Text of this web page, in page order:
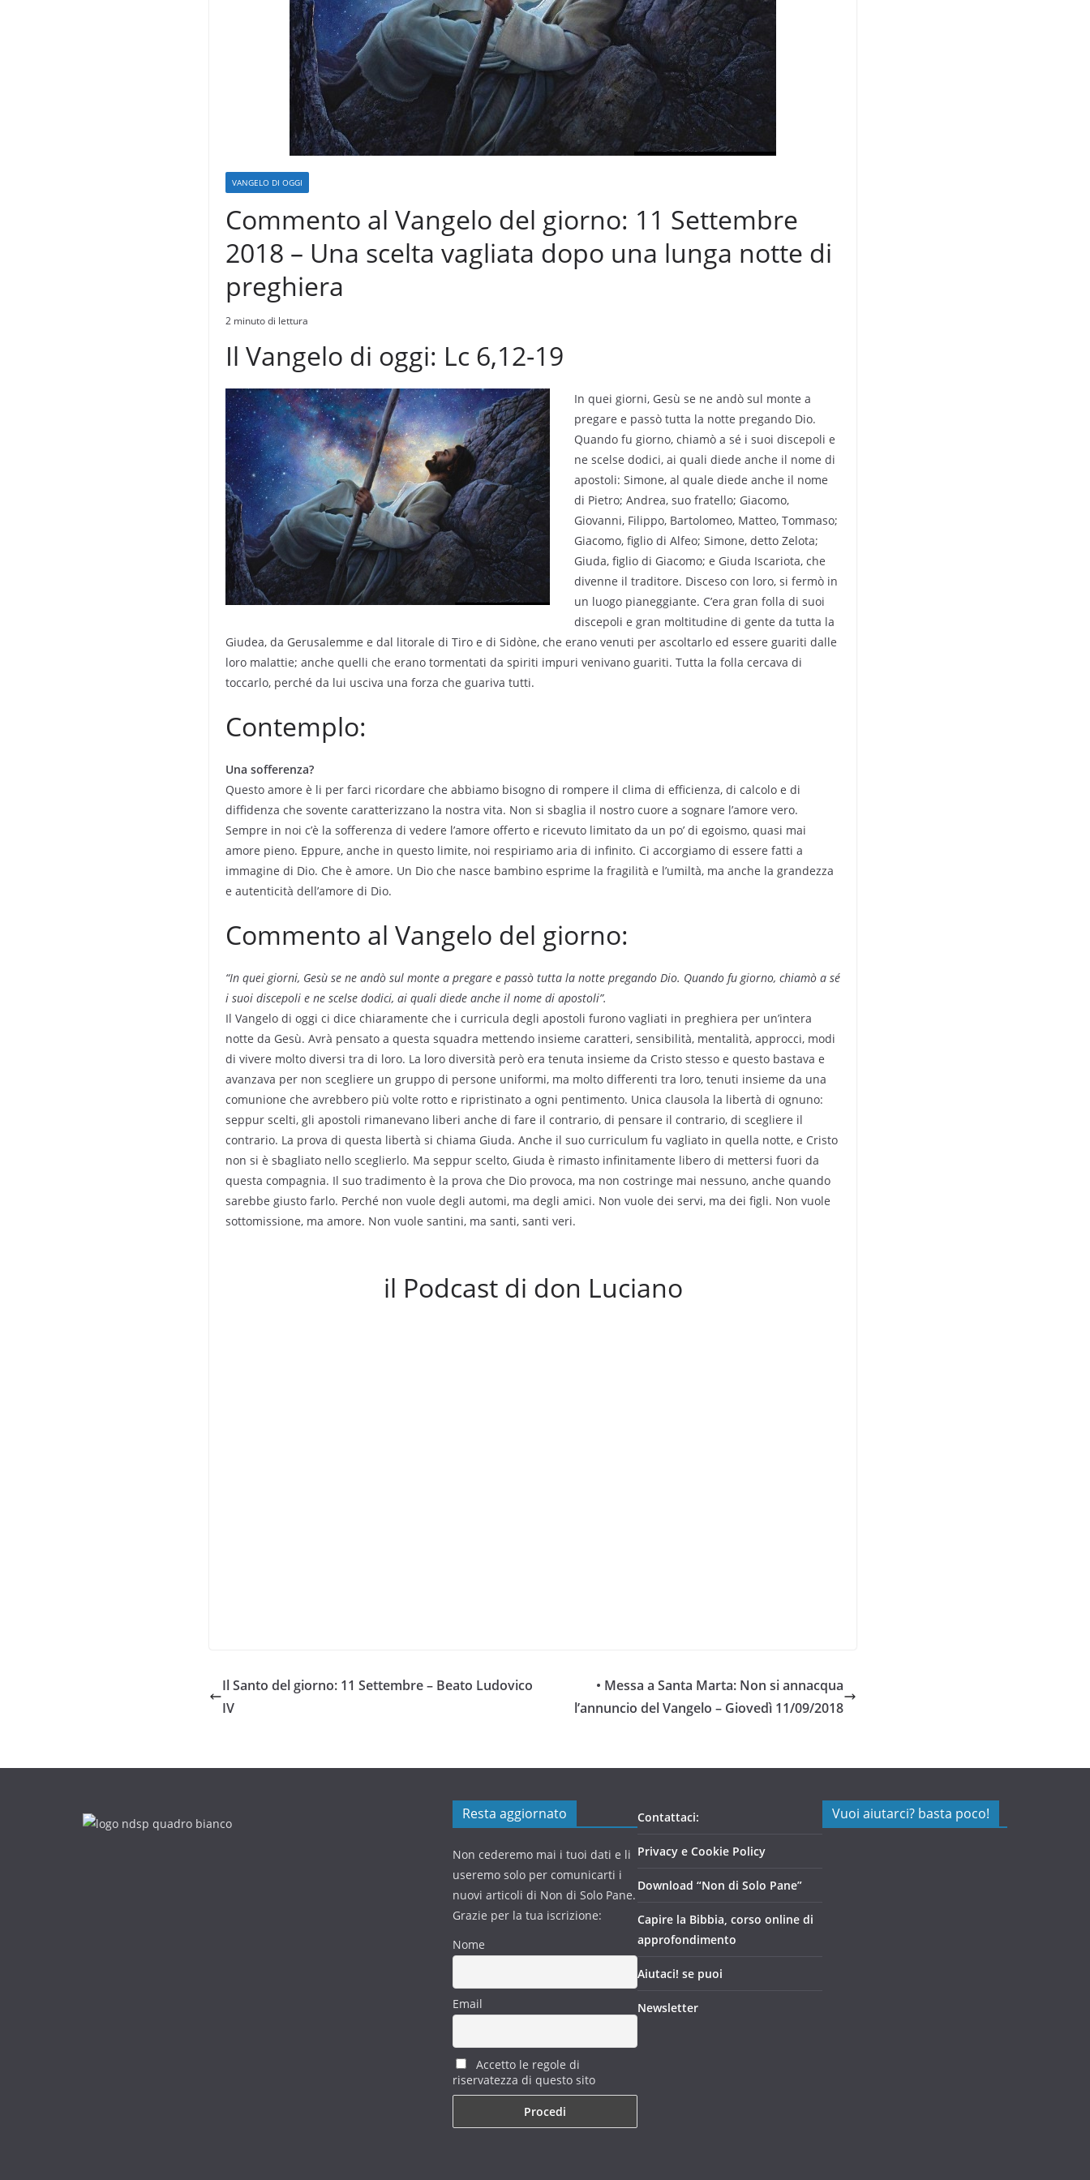
VANGELO DI OGGI
Commento al Vangelo del giorno: 11 Settembre
2018 – Una scelta vagliata dopo una lunga notte di
preghiera
2 minuto di lettura
Il Vangelo di oggi: Lc 6,12-19
In quei giorni, Gesù se ne andò sul monte a
pregare e passò tutta la notte pregando Dio.
Quando fu giorno, chiamò a sé i suoi discepoli e
ne scelse dodici, ai quali diede anche il nome di
apostoli: Simone, al quale diede anche il nome
di Pietro; Andrea, suo fratello; Giacomo,
Giovanni, Filippo, Bartolomeo, Matteo, Tommaso;
Giacomo, figlio di Alfeo; Simone, detto Zelota;
Giuda, figlio di Giacomo; e Giuda Iscariota, che
divenne il traditore. Disceso con loro, si fermò in
un luogo pianeggiante. C’era gran folla di suoi
discepoli e gran moltitudine di gente da tutta la
Giudea, da Gerusalemme e dal litorale di Tiro e di Sidòne, che erano venuti per ascoltarlo ed essere guariti dalle
loro malattie; anche quelli che erano tormentati da spiriti impuri venivano guariti. Tutta la folla cercava di
toccarlo, perché da lui usciva una forza che guariva tutti.
Contemplo:
Una sofferenza?
Questo amore è li per farci ricordare che abbiamo bisogno di rompere il clima di efficienza, di calcolo e di
diffidenza che sovente caratterizzano la nostra vita. Non si sbaglia il nostro cuore a sognare l’amore vero.
Sempre in noi c’è la sofferenza di vedere l’amore offerto e ricevuto limitato da un po’ di egoismo, quasi mai
amore pieno. Eppure, anche in questo limite, noi respiriamo aria di infinito. Ci accorgiamo di essere fatti a
immagine di Dio. Che è amore. Un Dio che nasce bambino esprime la fragilità e l’umiltà, ma anche la grandezza
e autenticità dell’amore di Dio.
Commento al Vangelo del giorno:
“In quei giorni, Gesù se ne andò sul monte a pregare e passò tutta la notte pregando Dio. Quando fu giorno, chiamò a sé
i suoi discepoli e ne scelse dodici, ai quali diede anche il nome di apostoli”.
Il Vangelo di oggi ci dice chiaramente che i curricula degli apostoli furono vagliati in preghiera per un’intera
notte da Gesù. Avrà pensato a questa squadra mettendo insieme caratteri, sensibilità, mentalità, approcci, modi
di vivere molto diversi tra di loro. La loro diversità però era tenuta insieme da Cristo stesso e questo bastava e
avanzava per non scegliere un gruppo di persone uniformi, ma molto differenti tra loro, tenuti insieme da una
comunione che avrebbero più volte rotto e ripristinato a ogni pentimento. Unica clausola la libertà di ognuno:
seppur scelti, gli apostoli rimanevano liberi anche di fare il contrario, di pensare il contrario, di scegliere il
contrario. La prova di questa libertà si chiama Giuda. Anche il suo curriculum fu vagliato in quella notte, e Cristo
non si è sbagliato nello sceglierlo. Ma seppur scelto, Giuda è rimasto infinitamente libero di mettersi fuori da
questa compagnia. Il suo tradimento è la prova che Dio provoca, ma non costringe mai nessuno, anche quando
sarebbe giusto farlo. Perché non vuole degli automi, ma degli amici. Non vuole dei servi, ma dei figli. Non vuole
sottomissione, ma amore. Non vuole santini, ma santi, santi veri.
il Podcast di don Luciano
Il Santo del giorno: 11 Settembre – Beato Ludovico
IV
• Messa a Santa Marta: Non si annacqua
l’annuncio del Vangelo – Giovedì 11/09/2018
Resta aggiornato
Non cederemo mai i tuoi dati e li
useremo solo per comunicarti i
nuovi articoli di Non di Solo Pane.
Grazie per la tua iscrizione:
Nome
Email
Accetto le regole di
riservatezza di questo sito
Contattaci:
Privacy e Cookie Policy
Download “Non di Solo Pane”
Capire la Bibbia, corso online di
approfondimento
Aiutaci! se puoi
Newsletter
Vuoi aiutarci? basta poco!